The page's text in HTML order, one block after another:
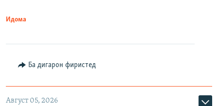
Идома
Ба дигарон фиристед
Август 05, 2026